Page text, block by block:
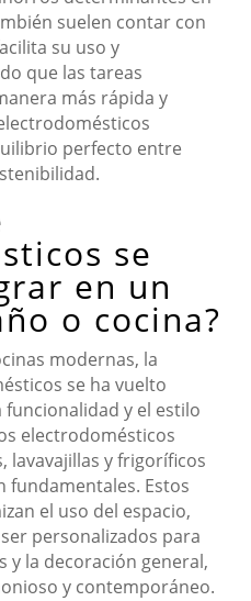
suelen contar con
su uso y
que las tareas
más rápida y
perfecto entre
se
en un
o cocina?
modernas, la
se ha vuelto
funcionalidad y el estilo
electrodomésticos
lavavajillas y frigoríficos
fundamentales. Estos
el uso del espacio,
personalizados para
y la decoración general,
y contemporáneo.